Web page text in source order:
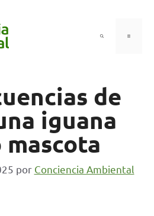
Menú
de
iguana
mascota
por Conciencia Ambiental